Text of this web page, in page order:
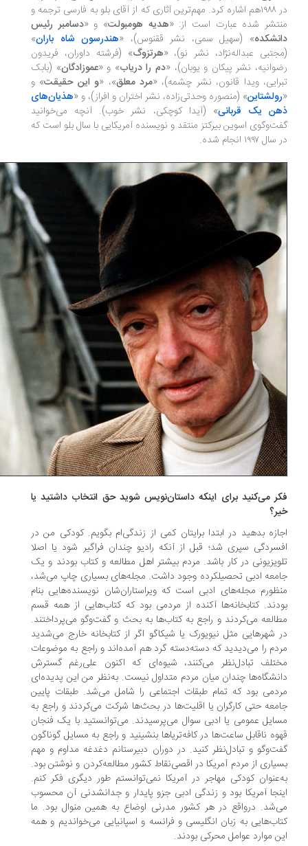
در ۱۹۸۸هم اشاره کرد. مهم‌ترین آثاری که از آقای بلو به فارسی ترجمه و
شده عبارت است از: «هدیه هومبولت» و «دسامبر رئیس
» (سهیل سمی، نشر ققنوس)، «هندرسون شاه باران»
عبداله‌نژاد، نشر نو)، « هرتزوگ» (فرشته داوران، فریدون
نشر پیکان و یوبان)، «دم را دریاب» و «عموزادگان» (بابک
ویدا قانون، نشر چشمه)، «مرد معلق»، «و این حقیقت» و
» (منصوره وحدتی‌زاده، نشر اختران و افراز)، و «هذیان‌های
یک قربانی » (آیدا کوچکی، نشر خوب). آنچه می‌خوانید
اسوین بیرکتز منتقد و نویسنده آمریکایی با سال بلو است که
انجام شده.
می‌کنید برای اینکه داستان‌نویس شوید حق انتخاب داشتید یا
بدهید در ابتدا برایتان کمی از زندگی‌ام بگویم. کودکی من در
سپری شد؛ قبل از آنکه رادیو چندان فراگیر شود یا اصلا
در کار باشد. مردم بیشتر اهل مطالعه و کتاب بودند و یک
ادبی تحصیلکرده وجود داشت. مجله‌های بسیاری چاپ می‌شد،
مجله‌های ادبی است که ویراستاران‌شان نویسنده‌هایی بنام
کتابخانه‌ها آکنده از مردمی بود که کتاب‌هایی از همه قسم
می‌کردند و راجع به کتاب‌ها به بحث و گفت‌وگو می‌پرداختند.
شهرهایی مثل نیویورک یا شیکاگو اگر از کتابخانه خارج می‌شدید
را می‌دیدید که دسته‌دسته گرد هم آمده‌اند و راجع به موضوعات
تبادل‌نظر می‌کنند، شیوه‌ای که اکنون علی‌رغم گسترش
چندان میان مردم متداول نیست. به‌نظر من این پدیده‌ای
بود که تمام طبقات اجتماعی را شامل می‌شد. طبقات پایین
حتی کارگران یا اقلیت‌ها در بحث‌ها شرکت می‌کردند و راجع به
عمومی یا ادبی سوال می‌پرسیدند. می‌توانستید با یک فنجان
ناقابل ساعت‌ها در کافه‌تریاها بنشینید و راجع به مسایل گوناگون
گفت‎‌وگو و تبادل‌نظر کنید. در دوران دبیرستانم دغدغه‌ مداوم و مهم
از مردم آمریکا در اقصی‌نقاط کشور مطالعه‌کردن و نوشتن بود.
کودکی مهاجر در آمریکا نمی‌توانستم طور دیگری فکر کنم.
آمریکا بود و زندگی ادبی جزو پایدار و جدانشدنی آن محسوب
درواقع در هر کشور مدرنی اوضاع به همین منوال بود. ما
به زبان انگلیسی و فرانسه و اسپانیایی می‌خواندیم و همه‌
موارد عوامل محرکی بودند.